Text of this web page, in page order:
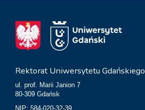
Rektorat Uniwersytetu Gdańskiego
ul. prof. Marii Janion 7
80-309 Gdańsk
NIP: 584-020-32-39